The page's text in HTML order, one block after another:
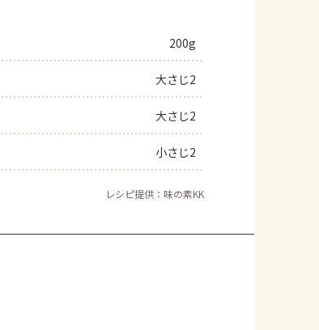
200g
大さじ2
大さじ2
小さじ2
レシピ提供：味の素KK